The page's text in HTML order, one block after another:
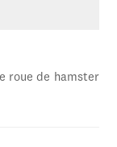
roue de hamster